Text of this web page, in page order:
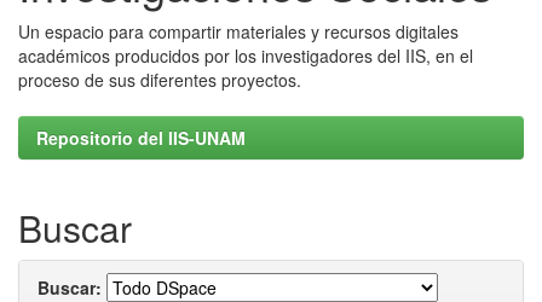
Un espacio para compartir materiales y recursos digitales
académicos producidos por los investigadores del IIS, en el
proceso de sus diferentes proyectos.
Repositorio del IIS-UNAM
Buscar
Buscar: